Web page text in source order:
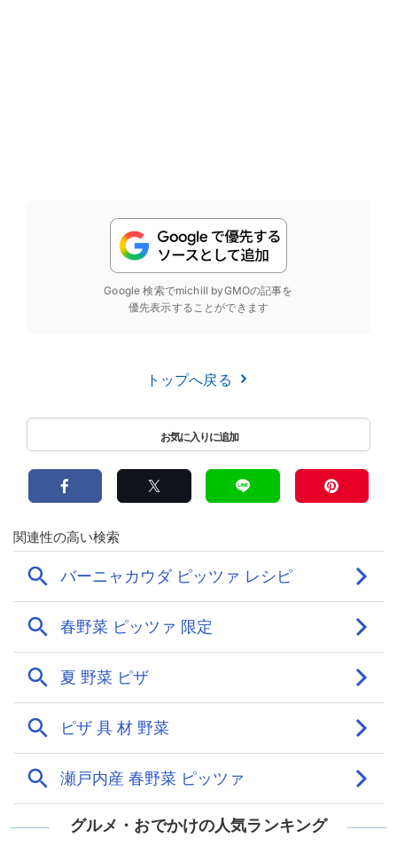
Google 検索でmichill byGMOの記事を
優先表示することができます
トップへ戻る
グルメ・おでかけの人気ランキング